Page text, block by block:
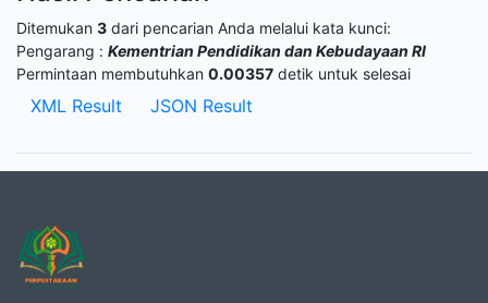
Ditemukan 3 dari pencarian Anda melalui kata kunci:
Pengarang : Kementrian Pendidikan dan Kebudayaan RI
Permintaan membutuhkan 0.00357 detik untuk selesai
XML Result JSON Result